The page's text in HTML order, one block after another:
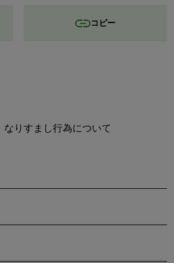
コピー
なりすまし行為について